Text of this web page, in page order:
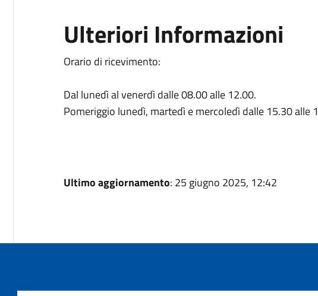
Ulteriori Informazioni
Orario di ricevimento:
Dal lunedì al venerdì dalle 08.00 alle 12.00.
Pomeriggio lunedì, martedì e mercoledì dalle 15.30 alle
Ultimo aggiornamento: 25 giugno 2025, 12:42